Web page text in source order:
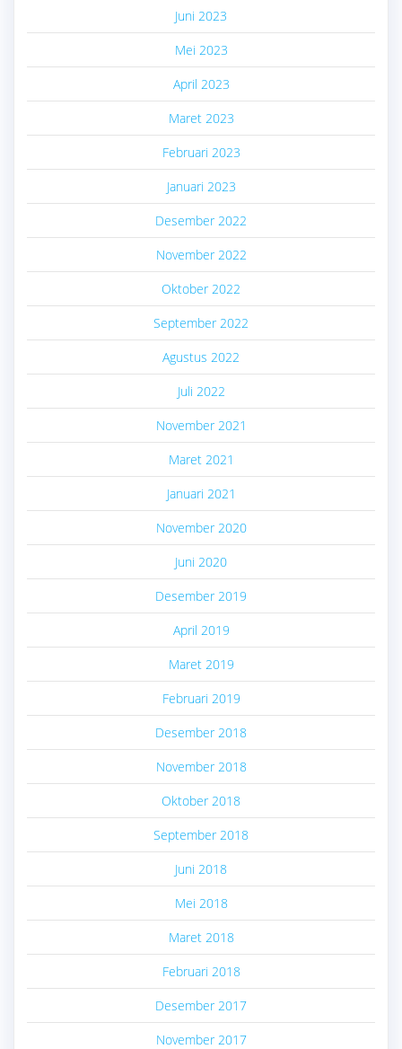
Juni 2023
Mei 2023
April 2023
Maret 2023
Februari 2023
Januari 2023
Desember 2022
November 2022
Oktober 2022
September 2022
Agustus 2022
Juli 2022
November 2021
Maret 2021
Januari 2021
November 2020
Juni 2020
Desember 2019
April 2019
Maret 2019
Februari 2019
Desember 2018
November 2018
Oktober 2018
September 2018
Juni 2018
Mei 2018
Maret 2018
Februari 2018
Desember 2017
November 2017